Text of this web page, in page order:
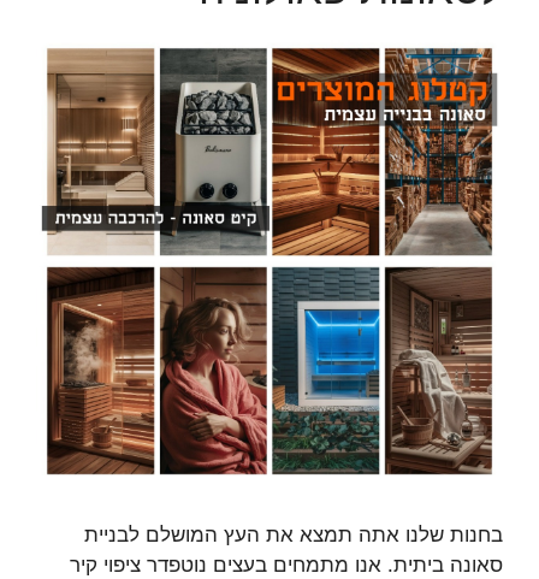
בחנות שלנו אתה תמצא את העץ המושלם לבניית
סאונה ביתית. אנו מתמחים בעצים נוטפדר ציפוי קיר